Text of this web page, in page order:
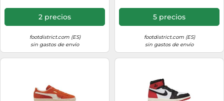
2 precios
footdistrict.com (ES)
sin gastos de envío
5 precios
footdistrict.com (ES)
sin gastos de envío